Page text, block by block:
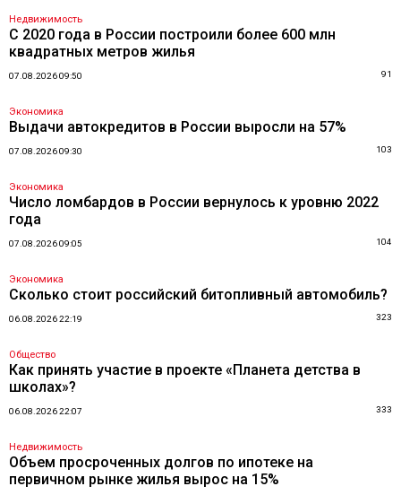
Недвижимость
С 2020 года в России построили более 600 млн
квадратных метров жилья
07.08.2026 09:50 91
Экономика
Выдачи автокредитов в России выросли на 57%
07.08.2026 09:30 103
Экономика
Число ломбардов в России вернулось к уровню 2022
года
07.08.2026 09:05 104
Экономика
Сколько стоит российский битопливный автомобиль?
06.08.2026 22:19 323
Общество
Как принять участие в проекте «Планета детства в
школах»?
06.08.2026 22:07 333
Недвижимость
Объем просроченных долгов по ипотеке на
первичном рынке жилья вырос на 15%